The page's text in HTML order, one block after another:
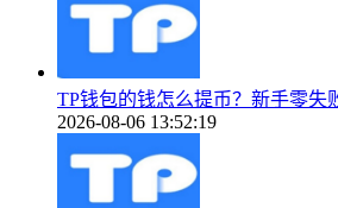
TP钱包的钱怎么提币？新手零失
2026-08-06 13:52:19